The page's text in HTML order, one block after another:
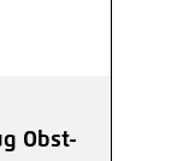
von 4 von 5
Obst-